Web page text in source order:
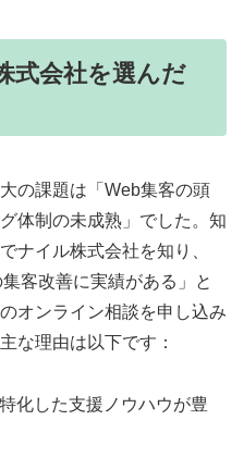
式会社を選んだ
の課題は「Web集客の頭
体制の未成熟」でした。知
ナイル株式会社を知り、
客改善に実績がある」と
オンライン相談を申し込み
な理由は以下です：
化した支援ノウハウが豊